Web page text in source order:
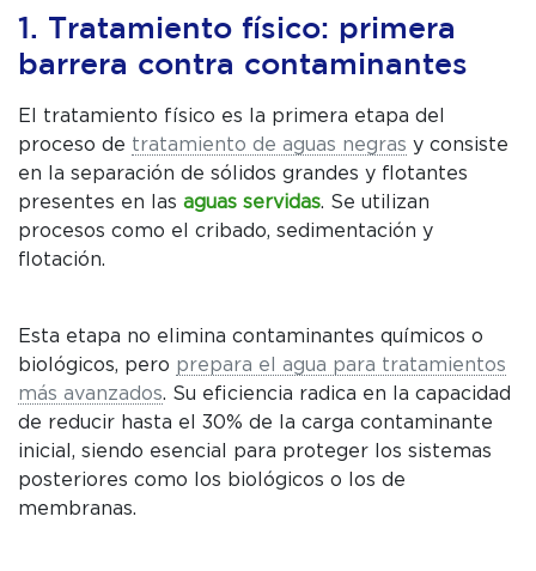
1. Tratamiento físico: primera
barrera contra contaminantes
El tratamiento físico es la primera etapa del
proceso de tratamiento de aguas negras y consiste
en la separación de sólidos grandes y flotantes
presentes en las aguas servidas. Se utilizan
procesos como el cribado, sedimentación y
flotación.
Esta etapa no elimina contaminantes químicos o
biológicos, pero prepara el agua para tratamientos
más avanzados. Su eficiencia radica en la capacidad
de reducir hasta el 30% de la carga contaminante
inicial, siendo esencial para proteger los sistemas
posteriores como los biológicos o los de
membranas.